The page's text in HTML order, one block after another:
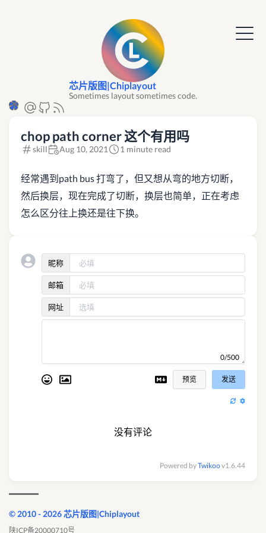
芯片版图|Chiplayout
Sometimes layout sometimes code.
chop path corner 这个有用吗
skill Aug 10, 2021 1 minute read
经常遇到path bus 打弯了，但又想从弯的地方切断，
然后换层，现在完成了切断，换层也简单，正在考虑
怎么区分往上换还是往下换。
昵称
邮箱
网址
0/500
预览 发送
没有评论
Powered byTwikoov1.6.44
© 2010 - 2026 芯片版图|Chiplayout
陕ICP备20000710号